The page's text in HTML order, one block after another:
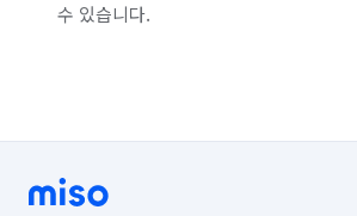
수 있습니다.